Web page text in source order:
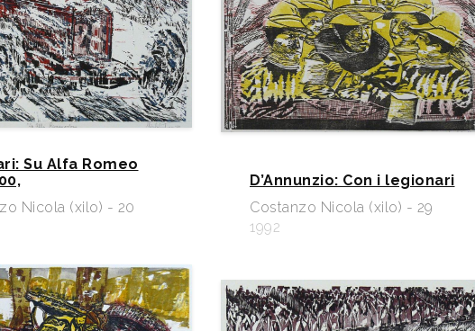
Su Alfa Romeo
Nicola (xilo) - 20
D’Annunzio: Con i legionari
Costanzo Nicola (xilo) - 29
1992